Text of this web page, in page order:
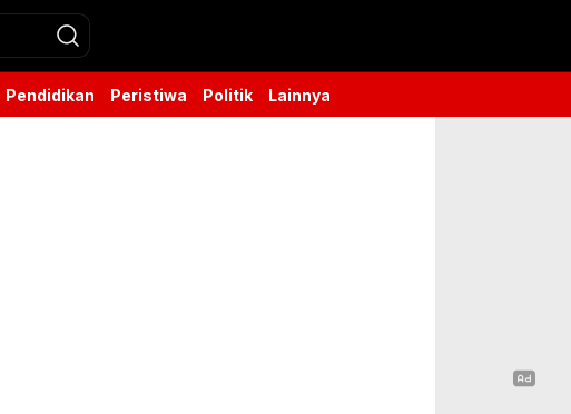
Pendidikan Peristiwa Politik Lainnya